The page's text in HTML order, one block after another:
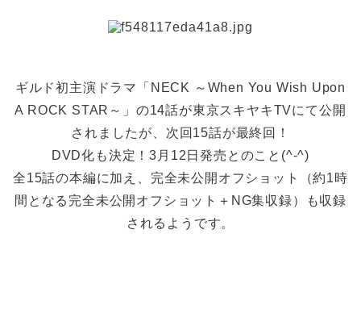
ギルド初主演ドラマ「NECK ～When You Wish Upon
A ROCK STAR～」の14話が東京スキヤキTVにて公開
されましたが、次回15話が最終回！
DVD化も決定！3月12日発売とのこと(^-^)
全15話の本編に加え、完全未公開オフショット（約1時
間となる完全未公開オフショット＋NG集収録）も収録
されるようです。